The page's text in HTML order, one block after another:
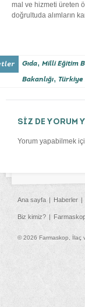
mal ve hizmeti üreten
doğrultuda alımların
Gıda, Milli Eğitim
Bakanlığı,
SİZ DE YORUM
Yorum yapabilmek
Ana sayfa Haberler
Biz kimiz?
© 2026 Farmaskop, İlaç